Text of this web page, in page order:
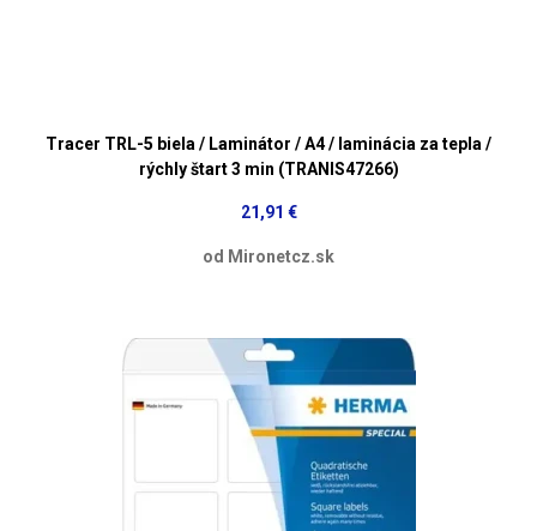
Tracer TRL-5 biela / Laminátor / A4 / laminácia za tepla /
rýchly štart 3 min (TRANIS47266)
21,91 €
od Mironetcz.sk